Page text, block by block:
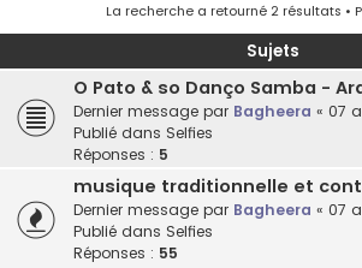
La recherche a retourné 2 résultats •
Sujets
O Pato & so Danço Samba -
Dernier message par Bagheera « 07
Publié dans Selfies
Réponses : 5
musique traditionnelle et
Dernier message par Bagheera « 07
Publié dans Selfies
Réponses : 55